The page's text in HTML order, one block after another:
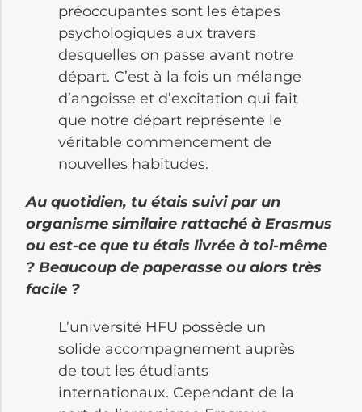
préoccupantes sont les étapes
psychologiques aux travers
desquelles on passe avant notre
départ. C’est à la fois un mélange
d’angoisse et d’excitation qui fait
que notre départ représente le
véritable commencement de
nouvelles habitudes.
Au quotidien, tu étais suivi par un
organisme similaire rattaché à Erasmus
ou est-ce que tu étais livrée à toi-même
? Beaucoup de paperasse ou alors très
facile ?
L’université HFU possède un
solide accompagnement auprès
de tout les étudiants
internationaux. Cependant de la